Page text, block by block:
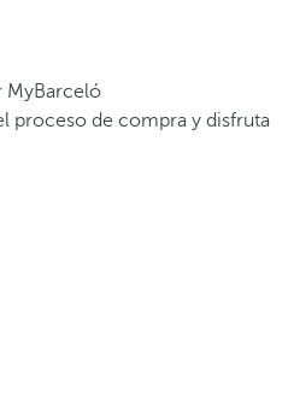
MyBarceló
proceso de compra y disfruta